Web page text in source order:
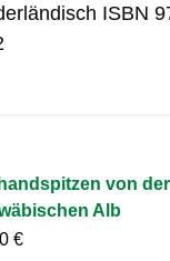
ISBN
von der
Alb
€